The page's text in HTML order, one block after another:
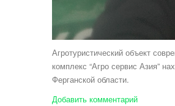
Агротуристический объект
комплекс “Агро сервис Азия”
Ферганской области.
Добавить комментарий